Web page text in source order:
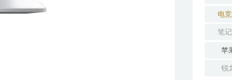
电
笔
苹
锐